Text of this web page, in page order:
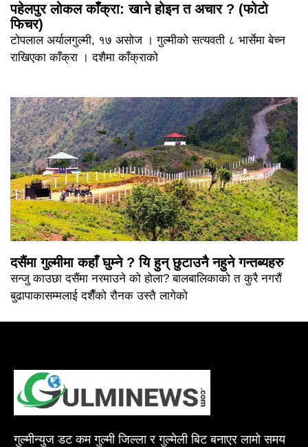
पहेलपुर लोकल काँक्रा: खाने होइन त अचार ? (फोटो
फिचर)
टोपलाल अर्यालगुल्मी, १७ असोज । गुल्मीको सत्यवती ८ भार्सेमा बेच्न
राखिएका काँक्रा । दशैमा काँक्राको
दसैंमा गुल्मीमा कहाँ घुम्ने ? यि हुन् छुटाउनै नहुने गन्तब्यहरु
सन्जु काउछा दसैंमा नरमाउने को होला? बालबालिकाको त कुरै नगरौं
बुढापाकासम्मलाई दशैँको रौनक उस्तै लागेको
गुल्मीन्युज डट कम गुल्मी जिल्ला र गुल्मेली बिट बनाएर लामो समय